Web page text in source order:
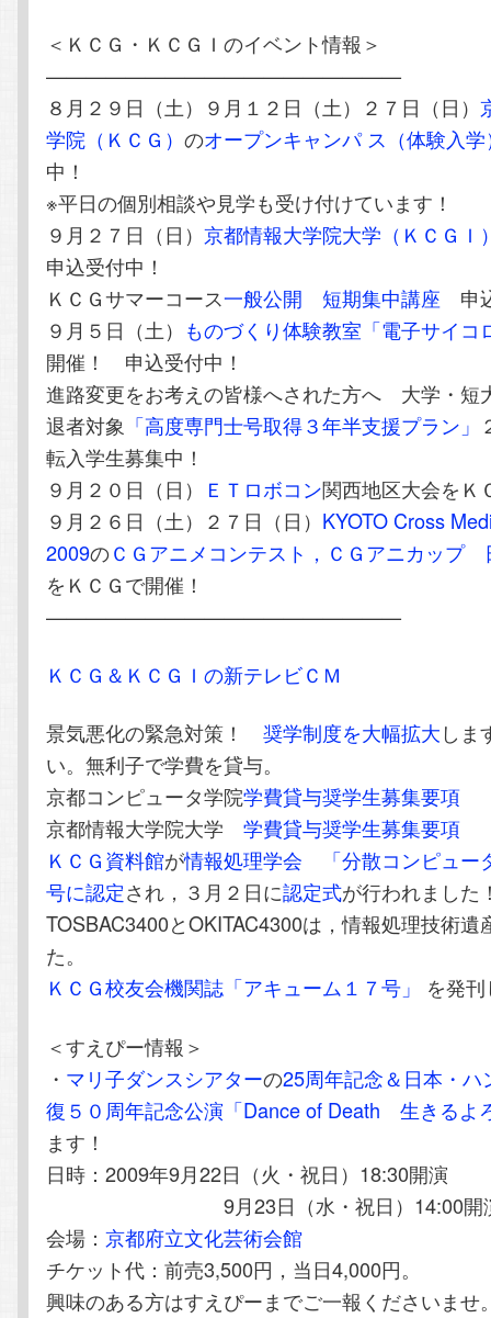
＜ＫＣＧ・ＫＣＧＩのイベント情報＞
——————————————————
８月２９日（土）９月１２日（土）２７日（日）
学院（ＫＣＧ）のオープンキャンパ ス（体験入学
中！
※平日の個別相談や見学も受け付けています！
９月２７日（日）京都情報大学院大学（ＫＣＧＩ
申込受付中！
ＫＣＧサマーコース一般公開 短期集中講座 申
９月５日（土） ものづくり体験教室「電子サイコ
開催！ 申込受付中！
進路変更をお考えの皆様へされた方へ 大学・短
退者対象 「高度専門士号取得３年半支援プラン」
転入学生募集中！
９月２０日（日）
ＥＴロボコン関西地区大会をＫ
９月２６日（土）２７日（日） KYOTO Cross
2009のＣＧアニメコンテスト，ＣＧアニカップ
をＫＣＧで開催！
——————————————————
ＫＣＧ＆ＫＣＧＩの新テレビＣＭ
景気悪化の緊急対策！奨学制度を大幅拡大し
い。無利子で学費を貸与。
京都コンピュータ学院学費貸与奨学生募集要項
京都情報大学院大学学費貸与奨学生募集要項
ＫＣＧ資料館が情報処理学会
「分散コンピュ
号に認定され，３月２日に認定式が行われました
TOSBAC3400とOKITAC4300は，情報処理技術遺
た。
ＫＣＧ校友会機関誌「アキューム１７号」
を発
＜すえぴー情報＞
・ マリ子ダンスシアターの25周年記念＆日本・ハ
復５０周年記念公演「Dance of Death 生きるよ
ます！
日時：2009年9月22日（火・祝日）18:30開演
9月23日（水・祝日）14:00開演
会場：京都府立文化芸術会館
チケット代：前売3,500円，当日4,000円。
興味のある方はすえぴーまでご一報くださいませ